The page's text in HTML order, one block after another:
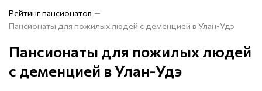
Рейтинг пансионатов
Пансионаты для пожилых людей с деменцией в Улан-Удэ
Пансионаты для пожилых людей
с деменцией в Улан-Удэ